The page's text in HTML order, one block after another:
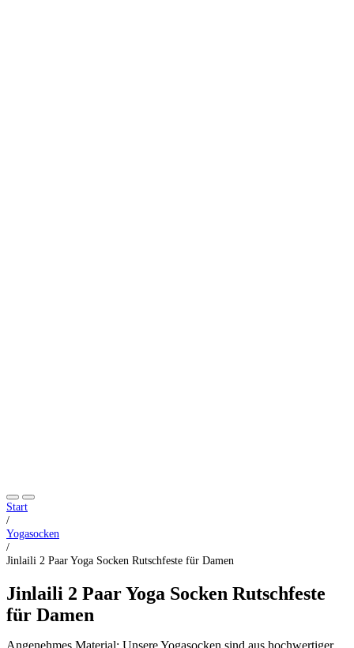
Start
/
Yogasocken
/
Jinlaili 2 Paar Yoga Socken Rutschfeste für Damen
Jinlaili 2 Paar Yoga Socken Rutschfeste
für Damen
Angenehmes Material: Unsere Yogasocken sind aus hochwertiger